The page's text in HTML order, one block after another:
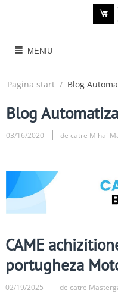
MENIU
Pagina start / Blog
Blog
03/16/2020 de catre Mihai
CAME
portugheza
02/19/2025 de catre